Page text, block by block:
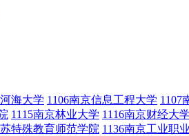
海大学 1106南京信息工程大学 1107
1115南京林业大学 1116南京财经大学
特殊教育师范学院 1136南京工业职